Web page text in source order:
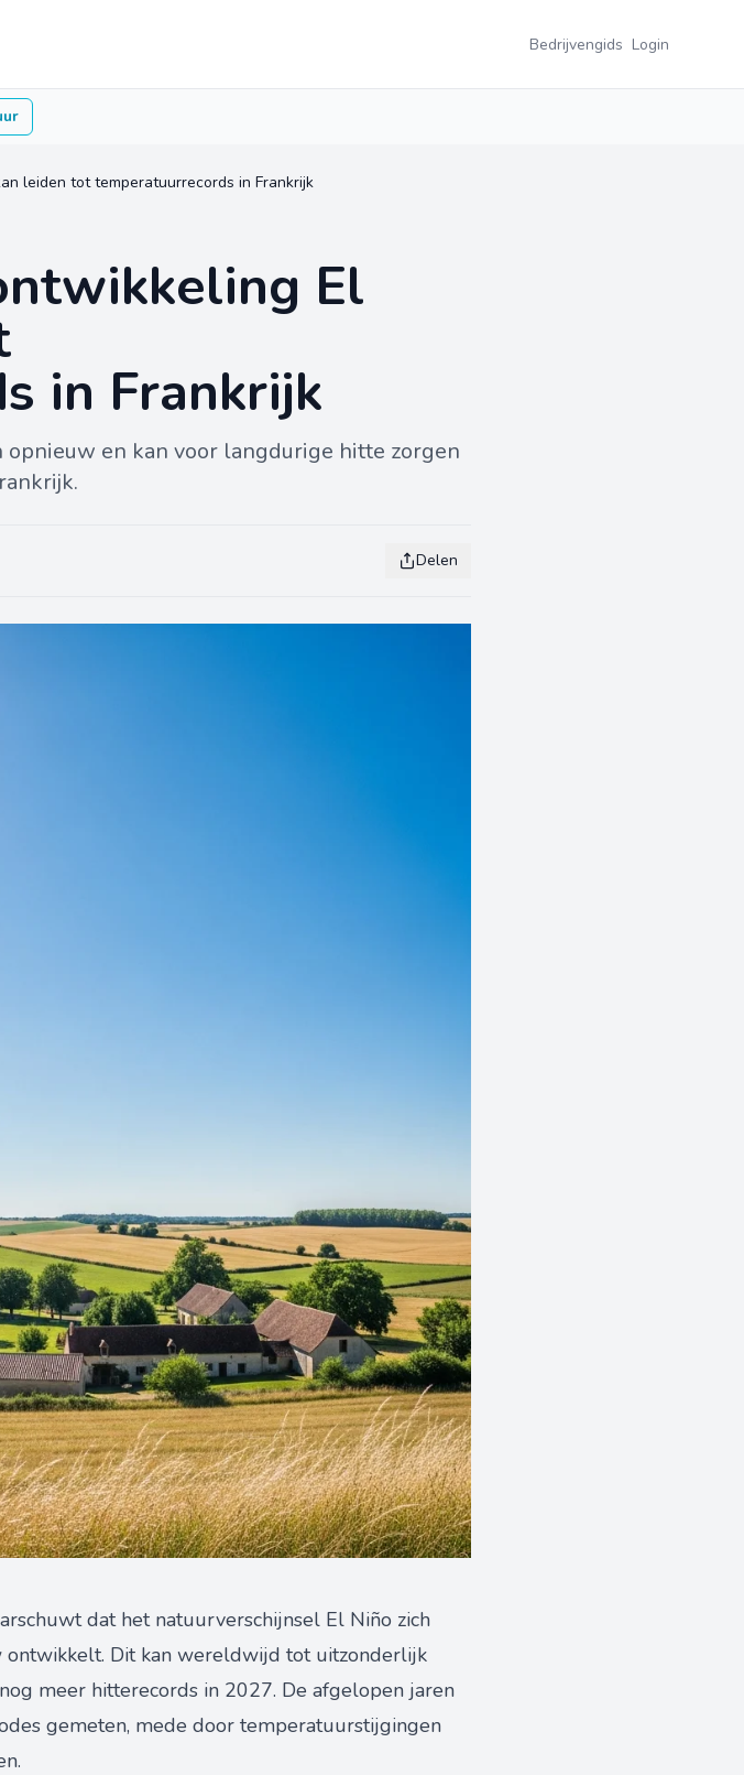
Bedrijvengids Login
leiden tot temperatuurrecords in Frankrijk
El
in Frankrijk
en kan voor langdurige hitte zorgen
Delen
dat het natuurverschijnsel El Niño zich
ontwikkelt. Dit kan wereldwijd tot uitzonderlijk
meer hitterecords in 2027. De afgelopen jaren
gemeten, mede door temperatuurstijgingen